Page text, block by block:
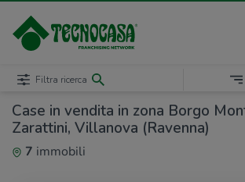
Case in vendita in zona Borgo
Zarattini, Villanova (Ravenna)
7 immobili
Filtra ricerca